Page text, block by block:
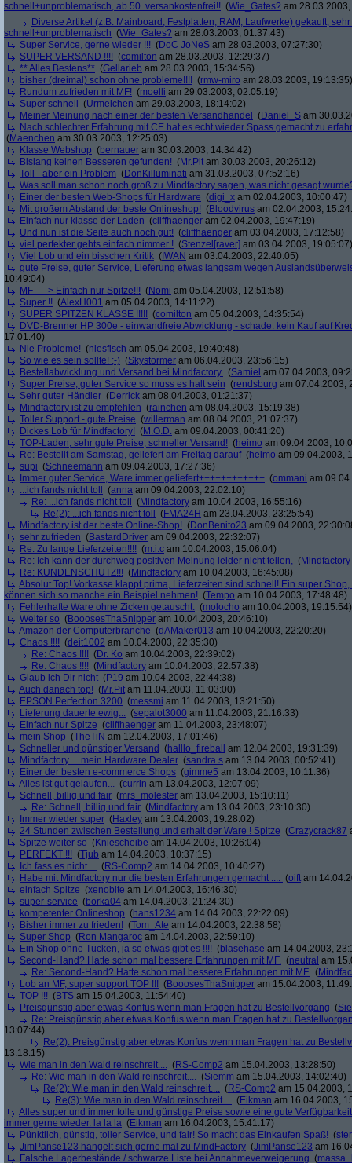
schnell+unproblematisch, ab 50  versankostenfrei!! (Wie_Gates? am
Diverse Artikel (z.B. Mainboard, Festplatten, RAM, Laufwerke) gekauft,
schnell+unproblematisch (Wie_Gates? am 28.03.2003, 01:37:43)
Super Service, gerne wieder !!! (DoC JoNeS am 28.03.2003, 07:27:30)
SUPER VERSAND !!!! (comilton am 28.03.2003, 12:29:37)
** Alles Bestens** (Gellarieb am 28.03.2003, 15:34:56)
bisher (dreimal) schon ohne probleme!!!! (rmw-miro am 28.03.2003, 19:13:35)
Rundum zufrieden mit MF! (moelli am 29.03.2003, 02:05:19)
Super schnell
(Urmelchen am 29.03.2003, 18:14:02)
Meiner Meinung nach einer der besten Versandhandel
(Daniel_S am
Nach schlechter Erfahrung mit CE hat es echt wieder Spass gemacht zu
(Maenchen am 30.03.2003, 12:25:03)
Klasse Webshop (bernauer am 30.03.2003, 14:34:42)
Bislang keinen Besseren gefunden! (Mr.Pit am 30.03.2003, 20:26:12)
Toll - aber ein Problem (DonKilluminati am 31.03.2003, 07:52:16)
Was soll man schon noch groß zu Mindfactory sagen, was nicht gesagt
Einer der besten Web-Shops für Hardware (digi_x am 02.04.2003, 10:00:47)
Mit großem Abstand der beste Onlineshop! (Bloodvirus am 02.04.2003,
Einfach nur klasse der Laden (cliffhaenger am 02.04.2003, 19:47:19)
Und nun ist die Seite auch noch gut! (cliffhaenger am 03.04.2003, 17:12:58)
viel perfekter gehts einfach nimmer ! (Stenzel[raver] am 03.04.2003, 19:05:07)
Viel Lob und ein bisschen Kritik ( IWAN am 03.04.2003, 22:40:05)
gute Preise, guter Service, Lieferung etwas langsam wegen
10:49:04)
MF ----> Eínfach nur Spitze!!! (Nomi am 05.04.2003, 12:51:58)
Super !! (AlexH001 am 05.04.2003, 14:11:22)
SUPER SPITZEN KLASSE !!!!! (comilton am 05.04.2003, 14:35:54)
DVD-Brenner HP 300e - einwandfreie Abwicklung - schade: kein Kauf auf
17:01:40)
Nie Probleme! (niesfisch am 05.04.2003, 19:40:48)
So wie es sein sollte! ;-) (Skystormer am 06.04.2003, 23:56:15)
Bestellabwicklung und Versand bei Mindfactory. (Samiel am 07.04.2003,
Super Preise, guter Service so muss es halt sein (rendsburg am 07.04.2003,
Sehr guter Händler (Derrick am 08.04.2003, 01:21:37)
Mindfactory ist zu empfehlen (rainchen am 08.04.2003, 15:19:38)
Toller Support - gute Preise (willerman am 08.04.2003, 21:07:37)
Dickes Lob für Mindfactory! (M.O.D. am 09.04.2003, 00:41:20)
TOP-Laden, sehr gute Preise, schneller Versand! (heimo am 09.04.2003,
Re: Bestellt am Samstag, geliefert am Freitag darauf(heimo am 09.04.2003,
supi (Schneemann am 09.04.2003, 17:27:36)
Immer guter Service, Ware immer geliefert++++++++++++ (ommani am
...ich fands nicht toll
(anna am 09.04.2003, 22:02:10)
Re: ...ich fands nicht toll
(Mindfactory am 10.04.2003, 16:55:16)
Re(2): ...ich fands nicht toll
(FMA24H am 23.04.2003, 23:25:54)
Mindfactory ist der beste Online-Shop! (DonBenito23 am 09.04.2003,
sehr zufrieden (BastardDriver am 09.04.2003, 22:32:07)
Re: Zu lange Lieferzeiten!!!! (m.i.c am 10.04.2003, 15:06:04)
Re: Ich kann der durchweg positiven Meinung leider nicht teilen, (Mindfactory
Re: KUNDENSCHUTZ!!! (Mindfactory am 10.04.2003, 16:45:08)
Absolut Top! Vorkasse klappt prima, Lieferzeiten sind schnell! Ein super
können sich so manche ein Beispiel nehmen! (Tempo am 10.04.2003, 17:48:48)
Fehlerhafte Ware ohne Zicken getauscht. (molocho am 10.04.2003, 19:15:54)
Weiter so (BooosesThaSnipper am 10.04.2003, 20:46:10)
Amazon der Computerbranche (dAMaker013 am 10.04.2003, 22:20:20)
Chaos !!!! (deit1002 am 10.04.2003, 22:35:30)
Re: Chaos !!!! (Dr. Ko am 10.04.2003, 22:39:02)
Re: Chaos !!!! (Mindfactory am 10.04.2003, 22:57:38)
Glaub ich Dir nicht (P19 am 10.04.2003, 22:44:38)
Auch danach top! (Mr.Pit am 11.04.2003, 11:03:00)
EPSON Perfection 3200 (messmi am 11.04.2003, 13:21:50)
Lieferung dauerte ewig... (sepalot3000 am 11.04.2003, 21:16:33)
Einfach nur Spitze (cliffhaenger am 11.04.2003, 23:48:07)
mein Shop (TheTiN am 12.04.2003, 17:01:46)
Schneller und günstiger Versand (halllo_fireball
am 12.04.2003, 19:31:39)
Mindfactory ... mein Hardware Dealer (sandra.s am 13.04.2003, 00:52:41)
Einer der besten e-commerce Shops (gimme5 am 13.04.2003, 10:11:36)
Alles ist gut gelaufen... (currin am 13.04.2003, 12:07:09)
Schnell, billig und fair (mrs_molester am 13.04.2003, 15:10:11)
Re: Schnell, billig und fair (Mindfactory am 13.04.2003, 23:10:30)
Immer wieder super (Haxley am 13.04.2003, 19:28:02)
24 Stunden zwischen Bestellung und erhalt der Ware ! Spitze (Crazycrack87
Spitze weiter so (Kniescheibe am 14.04.2003, 10:26:04)
PERFEKT !!! (Tjub am 14.04.2003, 10:37:15)
Ich fass es nicht.... (RS-Comp2 am 14.04.2003, 10:40:27)
Habe mit Mindfactory nur die besten Erfahrungen gemacht .... (oift am
einfach Spitze (xenobite am 14.04.2003, 16:46:30)
super-service (borka04 am 14.04.2003, 21:24:30)
kompetenter Onlineshop (hans1234 am 14.04.2003, 22:22:09)
Bisher immer zu frieden! (Tom_Ate am 14.04.2003, 22:38:58)
Super Shop (Ron Mangaroc am 14.04.2003, 22:59:10)
Ein Shop ohne Tücken, ja so etwas gibt es !!!! (blasehase am 14.04.2003,
Second-Hand? Hatte schon mal bessere Erfahrungen mit MF. (neutral am
Re: Second-Hand? Hatte schon mal bessere Erfahrungen mit MF. (
Lob an MF, super support TOP !!! (BooosesThaSnipper am 15.04.2003,
TOP !!! (BTS am 15.04.2003, 11:54:40)
Preisgünstig aber etwas Konfus wenn man Fragen hat zu Bestellvorgang (
Re: Preisgünstig aber etwas Konfus wenn man Fragen hat zu
13:07:44)
Re(2): Preisgünstig aber etwas Konfus wenn man Fragen hat zu
13:18:15)
Wie man in den Wald reinschreit.... (RS-Comp2 am 15.04.2003, 13:28:50)
Re: Wie man in den Wald reinschreit.... (Siemm am 15.04.2003, 14:02:40)
Re(2): Wie man in den Wald reinschreit.... (RS-Comp2 am 15.04.2003,
Re(3): Wie man in den Wald reinschreit.... (Eikman am 16.04.2003,
Alles super und immer tolle und günstige Preise sowie eine gute
immer gerne wieder. la la la (Eikman am 16.04.2003, 15:41:17)
Pünktlich, günstig, toller Service, und fair! So macht das Einkaufen Spaß! (
JimPanse123 hangelt sich gerne mal zu MindFactory (JimPanse123 am
Falsche Lagerbestände / schwarze Liste bei Annahmeverweigerung (